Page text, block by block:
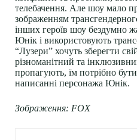
телебачення. Але шоу мало
зображенням
інших героїв шоу бездумно
Юнік і використовують
“Лузери” хочуть зберегти
різноманітний та
пропагують, їм потрібно
написанні персонажа Юнік.
Зображення: FOX